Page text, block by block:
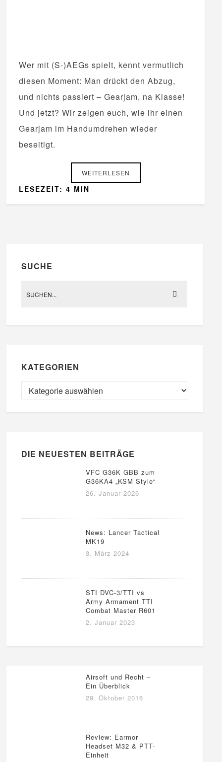
Wer mit (S-)AEGs spielt, kennt vermutlich
diesen Moment: Man drückt den Abzug,
und nichts passiert – Gearjam, na Klasse!
Und jetzt? Wir zeigen euch, wie ihr einen
Gearjam im Handumdrehen wieder
beseitigt.
WEITERLESEN
LESEZEIT: 4 MIN
SUCHE
KATEGORIEN
DIE NEUESTEN BEITRÄGE
VFC G36K GBB zum
G36KA4 „KSM Style“
26. Januar 2026
News: Lancer Tactical
MK19
3. März 2024
STI DVC-3/TTI vs
Army Armament TTI
Combat Master R601
2. Januar 2023
Airsoft und Recht –
Ein Überblick
29. Oktober 2016
Review: Earmor
Headset M32 & PTT-
Einheit